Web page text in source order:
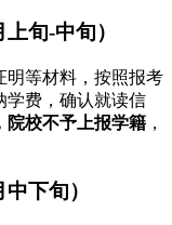
旬-中旬）
明等材料，按照报考
学费，确认就读信
院校不予上报学籍 ，
下旬）